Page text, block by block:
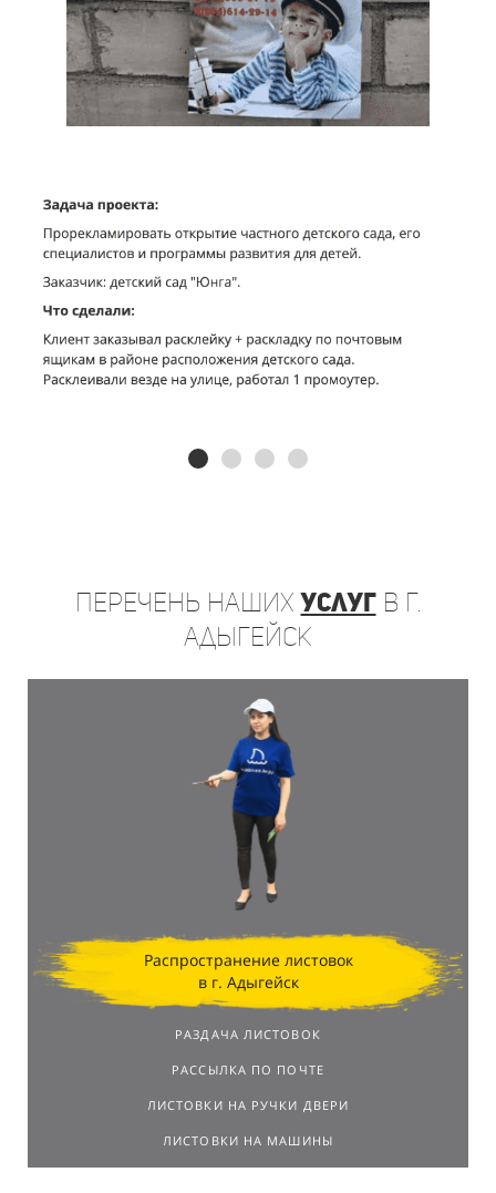
Перечень нашихуслугв г.
Адыгейск
Распространение листовок
в г. Адыгейск
РАЗДАЧА ЛИСТОВОК
РАССЫЛКА ПО ПОЧТЕ
ЛИСТОВКИ НА РУЧКИ ДВЕРИ
ЛИСТОВКИ НА МАШИНЫ